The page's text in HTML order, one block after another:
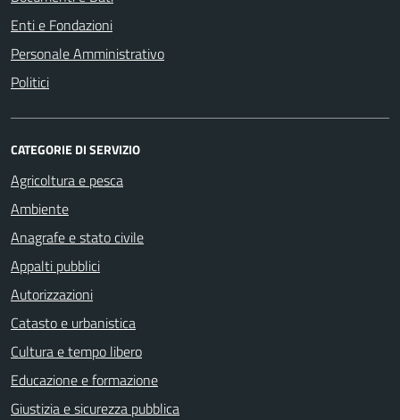
Enti e Fondazioni
Personale Amministrativo
Politici
CATEGORIE DI SERVIZIO
Agricoltura e pesca
Ambiente
Anagrafe e stato civile
Appalti pubblici
Autorizzazioni
Catasto e urbanistica
Cultura e tempo libero
Educazione e formazione
Giustizia e sicurezza pubblica